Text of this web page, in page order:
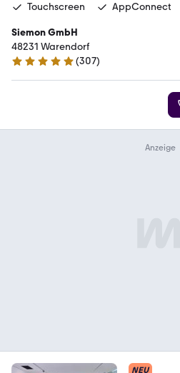
Touchscreen
AppConnect
Siemon GmbH
48231 Warendorf
4.8 Sterne
(307)
NEU